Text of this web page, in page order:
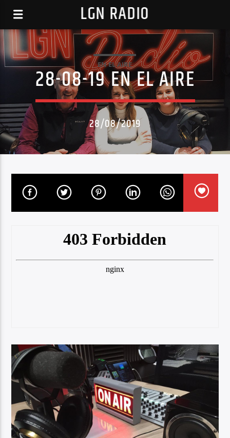
LGN RADIO
EN EL AIRE
28-08-19 EN EL AIRE
28/08/2019